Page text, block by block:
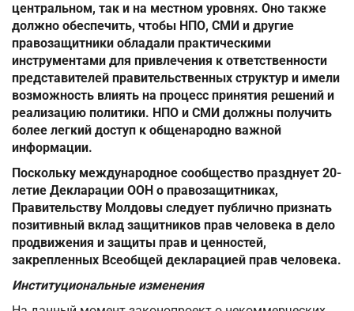
центральном, так и на местном уровнях. Оно также
должно обеспечить, чтобы НПО, СМИ и другие
правозащитники обладали практическими
инструментами для привлечения к ответственности
представителей правительственных структур и имели
возможность влиять на процесс принятия решений и
реализацию политики. НПО и СМИ должны получить
более легкий доступ к общенародно важной
информации.
Поскольку международное сообщество празднует 20-
летие Декларации ООН о правозащитниках,
Правительству Молдовы следует публично признать
позитивный вклад защитников прав человека в дело
продвижения и защиты прав и ценностей,
закрепленных Всеобщей декларацией прав человека.
Институциональные изменения